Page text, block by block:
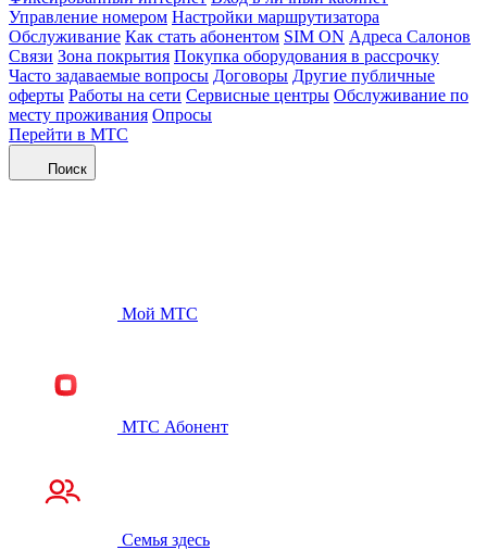
Управление номером Настройки маршрутизатора
Обслуживание Как стать абонентом SIM ON Адреса Салонов
Связи Зона покрытия Покупка оборудования в рассрочку
Часто задаваемые вопросы Договоры Другие публичные
оферты Работы на сети Сервисные центры Обслуживание по
месту проживания Опросы
Перейти в МТС
Поиск
Мой МТС
МТС Абонент
Семья здесь